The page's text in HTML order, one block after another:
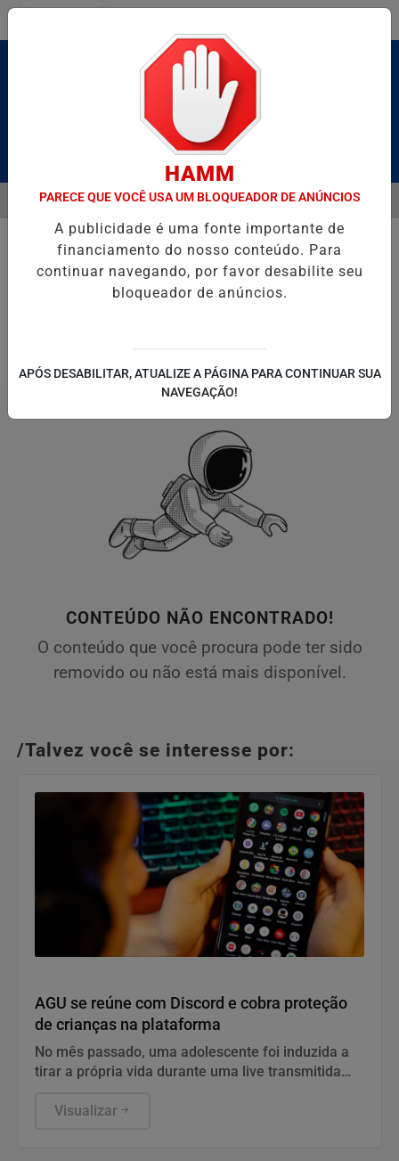
Pesquisar Notícia
HOMENAGEIA UZIEL BUENO NO TERRAÇO MINEIRO
EM ALTA
MENU
CONTEÚDO NÃO ENCONTRADO!
O conteúdo que você procura pode ter sido
removido ou não está mais disponível.
/Talvez você se interesse por:
AGU se reúne com Discord e cobra proteção
de crianças na plataforma
No mês passado, uma adolescente foi induzida a
tirar a própria vida durante uma live transmitida
Visualizar
HAMM
PARECE QUE VOCÊ USA UM BLOQUEADOR DE ANÚNCIOS
A publicidade é uma fonte importante de
financiamento do nosso conteúdo. Para
continuar navegando, por favor desabilite seu
bloqueador de anúncios.
APÓS DESABILITAR, ATUALIZE A PÁGINA PARA CONTINUAR SUA
NAVEGAÇÃO!